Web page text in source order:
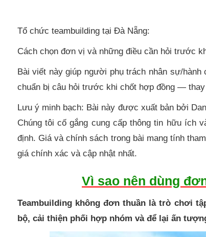
Tổ chức teambuilding tại Đà Nẵng:
Cách chọn đơn vị và những điều cần hỏi trước
Bài viết này giúp người phụ trách nhân sự/
chuẩn bị câu hỏi trước khi chốt hợp đồng —
Lưu ý minh bạch: Bài này được xuất bản bởi
Chúng tôi cố gắng cung cấp thông tin hữu ích
định. Giá và chính sách trong bài mang tính
giá chính xác và cập nhật nhất.
Vì sao nên dùng
Teambuilding không đơn thuần là trò chơi
bộ, cải thiện phối hợp nhóm và để lại ấn